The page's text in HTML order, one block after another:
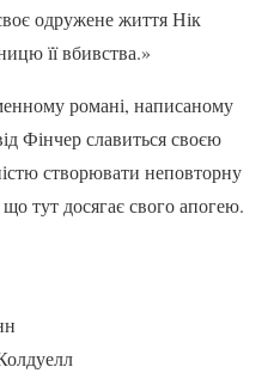
одружене життя Нік
її вбивства.»
романі, написаному
Фінчер славиться своєю
створювати неповторну
тут досягає свого апогею.